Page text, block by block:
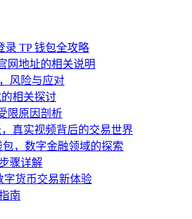
录 TP 钱包全攻略
网地址的相关说明
风险与应对
相关探讨
限原因剖析
真实视频背后的交易世界
，数字金融领域的探索
骤详解
字货币交易新体验
南